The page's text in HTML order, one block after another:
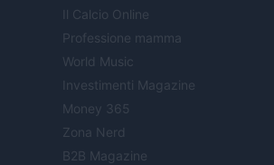
Il Calcio Online
Professione mamma
World Music
Investimenti Magazine
Money 365
Zona Nerd
B2B Magazine